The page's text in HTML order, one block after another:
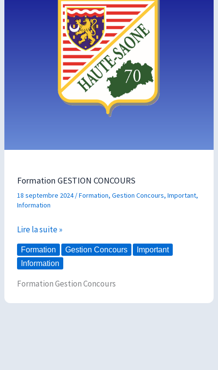
Formation GESTION CONCOURS
18 septembre 2024/Formation, Gestion Concours, Important,
Information
Lire la suite »
Formation Gestion Concours
Important
Information
Formation Gestion Concours